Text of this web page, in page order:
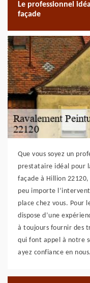
Le professionnel
façade
Que vous soyez un
prestataire idéal pour
façade à Hillion 22120,
peu importe
place chez vous. Pour
dispose d’une
à toujours fournir des
qui font appel à notre
ayez confiance en nous.